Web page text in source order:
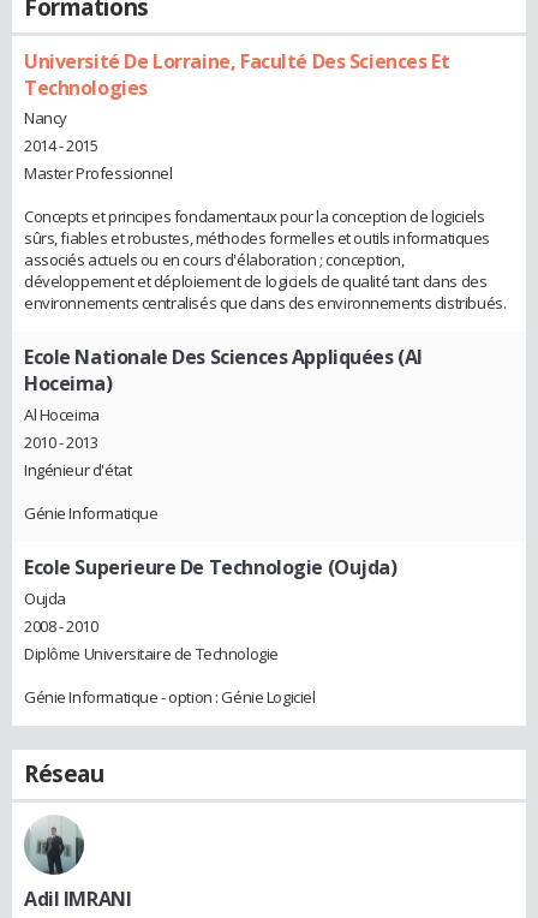
Formations
Université De Lorraine, Faculté Des Sciences Et
Technologies
Nancy
2014 - 2015
Master Professionnel
Concepts et principes fondamentaux pour la conception de logiciels
sûrs, fiables et robustes, méthodes formelles et outils informatiques
associés actuels ou en cours d'élaboration ; conception,
développement et déploiement de logiciels de qualité tant dans des
environnements centralisés que dans des environnements distribués.
Ecole Nationale Des Sciences Appliquées (Al
Hoceima)
Al Hoceima
2010 - 2013
Ingénieur d'état
Génie Informatique
Ecole Superieure De Technologie (Oujda)
Oujda
2008 - 2010
Diplôme Universitaire de Technologie
Génie Informatique - option : Génie Logiciel
Réseau
Adil IMRANI